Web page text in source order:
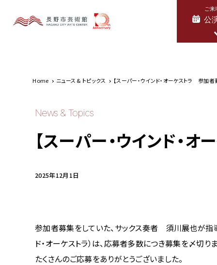
ご来
公
Home ニュース & トピックス 【スーパー・ウインド・オーケストラ 参加者
News & Topics
【スーパー・ウインド・
2025年12月1日
参加者募集をしていた、サックス奏者 須川展也が指
ド・オーケストラ）は、応募者多数につき募集を〆切り
たくさんのご応募をありがとうございました。